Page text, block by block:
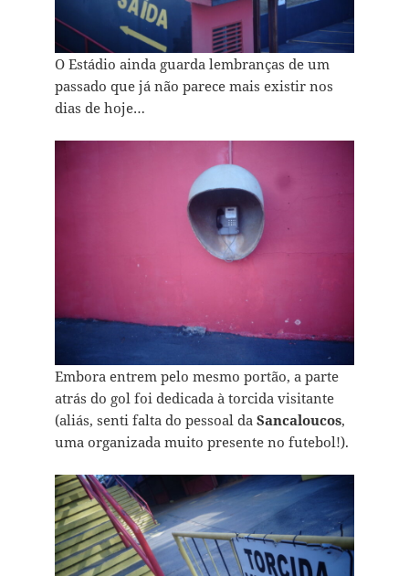
O Estádio ainda guarda lembranças de um
passado que já não parece mais existir nos
dias de hoje…
Embora entrem pelo mesmo portão, a parte
atrás do gol foi dedicada à torcida visitante
(aliás, senti falta do pessoal da Sancaloucos,
uma organizada muito presente no futebol!).